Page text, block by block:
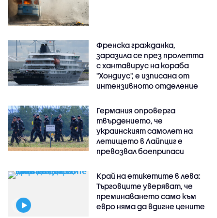
Френска гражданка,
заразила се през пролетта
с хантавирус на кораба
"Хондиус", е изписана от
интензивното отделение
Германия опроверга
твърдението, че
украинският самолет на
летището в Лайпциг е
превозвал боеприпаси
Край на етикетите в лева:
Търговците уверяват, че
преминаването само към
евро няма да вдигне цените